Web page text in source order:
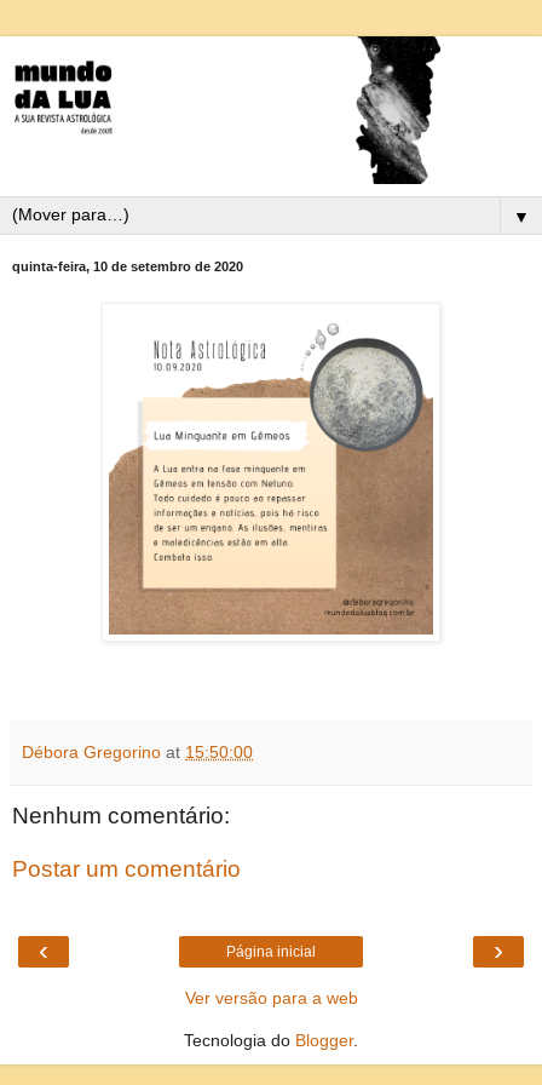
▼
quinta-feira, 10 de setembro de 2020
Débora Gregorino at 15:50:00
Nenhum comentário:
Postar um comentário
‹ ›
Página inicial
Ver versão para a web
Tecnologia do Blogger.